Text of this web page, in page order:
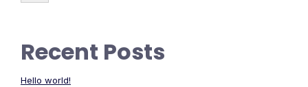
Recent Posts
Hello world!